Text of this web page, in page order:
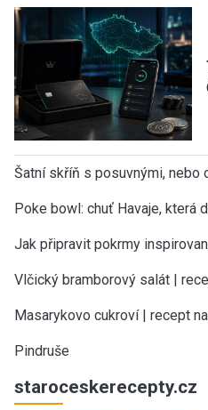
Šatní skříň s posuvnými, nebo
Poke bowl: chuť Havaje, která
Jak připravit pokrmy
Vlčický bramborový salát |
Masarykovo cukroví | recept
Pindruše
staroceskerecepty.cz